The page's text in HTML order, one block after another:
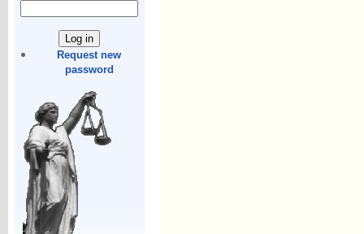
Request new
password